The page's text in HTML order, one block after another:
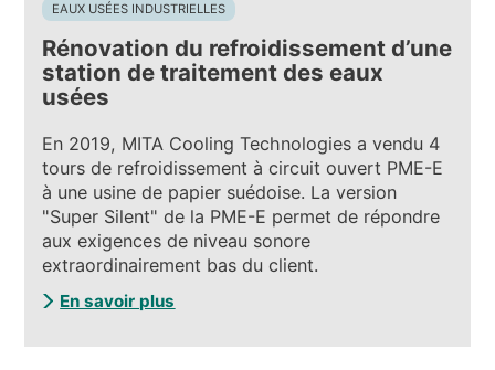
EAUX USÉES INDUSTRIELLES
Rénovation du refroidissement d’une
station de traitement des eaux
usées
En 2019, MITA Cooling Technologies a vendu 4
tours de refroidissement à circuit ouvert PME-E
à une usine de papier suédoise. La version
"Super Silent" de la PME-E permet de répondre
aux exigences de niveau sonore
extraordinairement bas du client.
En savoir plus